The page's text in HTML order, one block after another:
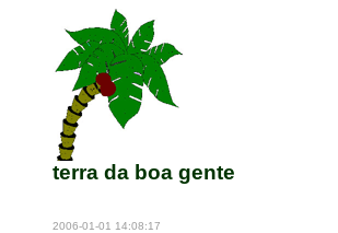
terra da boa gente
2006-01-01 14:08:17